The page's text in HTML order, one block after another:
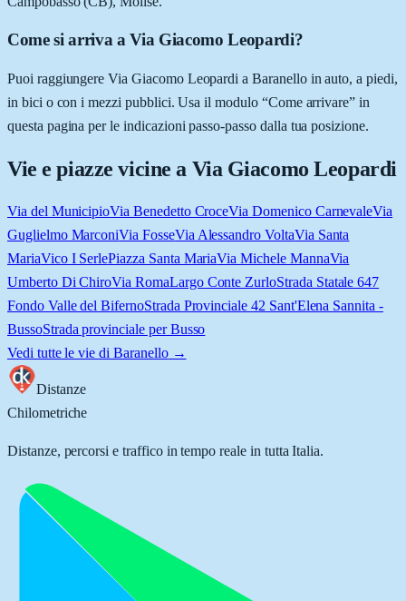
Come si arriva a Via Giacomo Leopardi?
Puoi raggiungere Via Giacomo Leopardi a Baranello in auto, a piedi,
in bici o con i mezzi pubblici. Usa il modulo “Come arrivare” in
questa pagina per le indicazioni passo-passo dalla tua posizione.
Vie e piazze vicine a Via Giacomo Leopardi
Via del MunicipioVia Benedetto CroceVia Domenico CarnevaleVia
Guglielmo MarconiVia FosseVia Alessandro VoltaVia Santa
MariaVico I SerlePiazza Santa MariaVia Michele MannaVia
Umberto Di ChiroVia RomaLargo Conte ZurloStrada Statale 647
Fondo Valle del BifernoStrada Provinciale 42 Sant'Elena Sannita -
BussoStrada provinciale per Busso
Vedi tutte le vie di Baranello→
Distanze
Chilometriche
Distanze, percorsi e traffico in tempo reale in tutta Italia.